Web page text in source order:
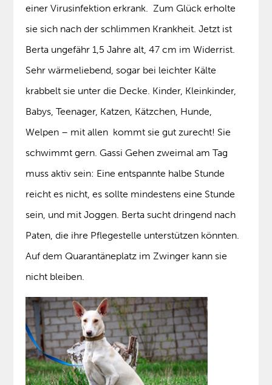
einer Virusinfektion erkrank. Zum Glück erholte
sie sich nach der schlimmen Krankheit. Jetzt ist
Berta ungefähr 1,5 Jahre alt, 47 cm im Widerrist.
Sehr wärmeliebend, sogar bei leichter Kälte
krabbelt sie unter die Decke. Kinder, Kleinkinder,
Babys, Teenager, Katzen, Kätzchen, Hunde,
Welpen – mit allen kommt sie gut zurecht! Sie
schwimmt gern. Gassi Gehen zweimal am Tag
muss aktiv sein: Eine entspannte halbe Stunde
reicht es nicht, es sollte mindestens eine Stunde
sein, und mit Joggen. Berta sucht dringend nach
Paten, die ihre Pflegestelle unterstützen könnten.
Auf dem Quarantäneplatz im Zwinger kann sie
nicht bleiben.